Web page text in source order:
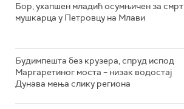
Бор, ухапшен младић осумњичен за смрт
мушкарца у Петровцу на Млави
Будимпешта без крузера, спруд испод
Маргаретиног моста – низак водостај
Дунава мења слику региона